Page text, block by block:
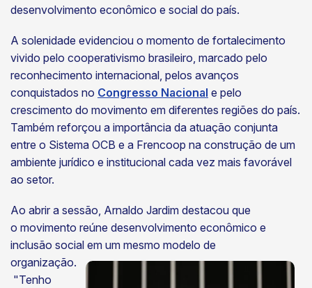
desenvolvimento econômico e social do país.
A solenidade evidenciou o momento de fortalecimento
vivido pelo cooperativismo brasileiro, marcado pelo
reconhecimento internacional, pelos avanços
conquistados no Congresso Nacional e pelo
crescimento do movimento em diferentes regiões do país.
Também reforçou a importância da atuação conjunta
entre o Sistema OCB e a Frencoop na construção de um
ambiente jurídico e institucional cada vez mais favorável
ao setor.
Ao abrir a sessão, Arnaldo Jardim destacou que
o movimento reúne desenvolvimento econômico e
inclusão social em um mesmo modelo de
organização.
"Tenho